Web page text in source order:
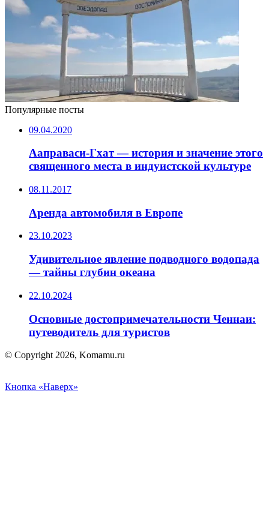
Популярные посты
09.04.2020
Ааправаси-Гхат — история и значение этого
священного места в индуистской культуре
08.11.2017
Аренда автомобиля в Европе
23.10.2023
Удивительное явление подводного водопада
— тайны глубин океана
22.10.2024
Основные достопримечательности Ченнаи:
путеводитель для туристов
© Copyright 2026, Komamu.ru
Кнопка «Наверх»